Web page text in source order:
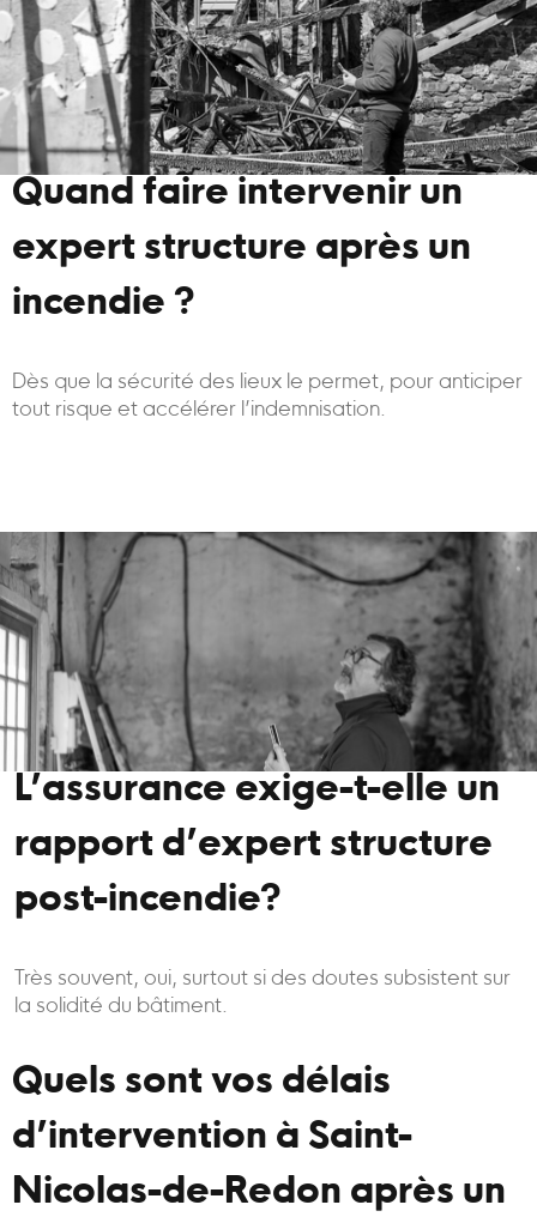
Quand faire intervenir un
expert structure après un
incendie ?
Dès que la sécurité des lieux le permet, pour anticiper
tout risque et accélérer l’indemnisation.
L’assurance exige-t-elle un
rapport d’expert structure
post-incendie?
Très souvent, oui, surtout si des doutes subsistent sur
la solidité du bâtiment.
Quels sont vos délais
d’intervention à Saint-
Nicolas-de-Redon après un